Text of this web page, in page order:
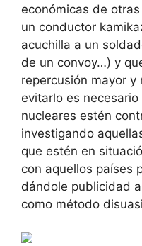
económicas de
un conductor
acuchilla a un
de un convoy…) y
repercusión mayor y
evitarlo es
nucleares estén
investigando
que estén en
con aquellos países
dándole publicidad
como método